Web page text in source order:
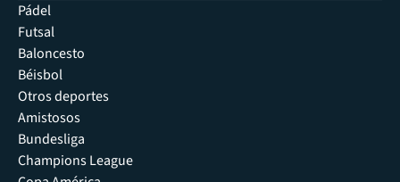
Pádel
Futsal
Baloncesto
Béisbol
Otros deportes
Amistosos
Bundesliga
Champions League